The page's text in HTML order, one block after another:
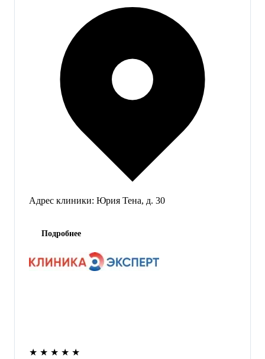
Адрес клиники: Юрия Тена, д. 30
Подробнее
★ ★ ★ ★ ★